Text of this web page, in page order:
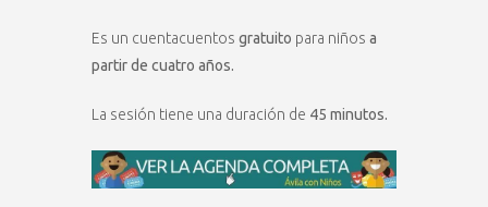
Es un cuentacuentos gratuito para niños a
partir de cuatro años.
La sesión tiene una duración de 45 minutos.